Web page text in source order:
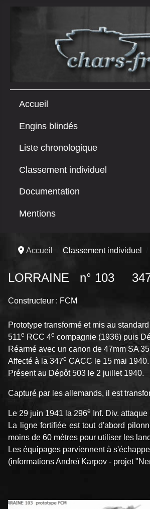
Accueil
Engins blindés
Liste chronologique
Classement individuel
Documentation
Mentions
Accueil Classement individuel
LORRAINE n° 103
Constructeur : FCM
Prototype transformé et mis au
511e RCC 4e compagnie (1936) puis
Réarmé avec un canon de 47mm SA
Affecté à la 347e CACC le 15 mai 1940.
Présent au Dépôt 503 le 2 juillet 1940.
Capturé par les allemands, il est
Le 29 juin 1941 la 296e
Inf. Div.
La ligne fortifiée est tout d'abord
moins de 60 mètres pour utiliser les
Les équipages parviennent à
(informations Andreï Karpov - projet